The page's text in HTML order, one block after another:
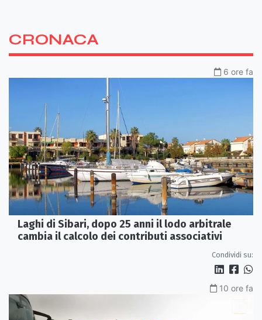
CRONACA
6 ore fa
Laghi di Sibari, dopo 25 anni il lodo arbitrale
cambia il calcolo dei contributi associativi
Condividi su:
10 ore fa